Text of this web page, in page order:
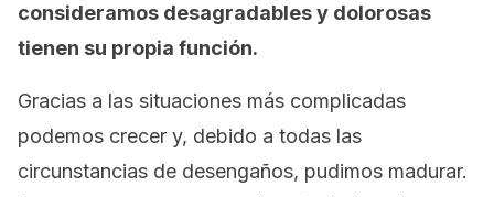
consideramos desagradables y dolorosas
tienen su propia función.
Gracias a las situaciones más complicadas
podemos crecer y, debido a todas las
circunstancias de desengaños, pudimos madurar.